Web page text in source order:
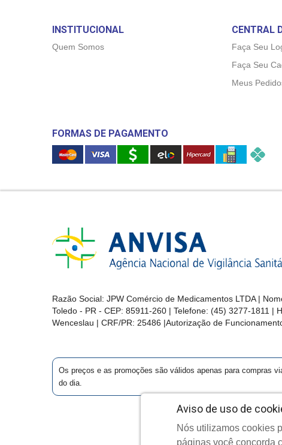
INSTITUCIONAL
Quem Somos
CENTRAL
Faça Seu
Faça Seu
Meus
FORMAS DE PAGAMENTO
Razão Social: JPW Comércio de Medicamentos LTDA |
Toledo - PR - CEP: 85911-260 | Telefone: (45) 3277-1811
Wenceslau | CRF/PR: 25486 |Autorização de
Os preços e as promoções são válidos apenas para compras
do dia.
Aviso de uso de
Nós utilizamos cookies
páginas você concorda